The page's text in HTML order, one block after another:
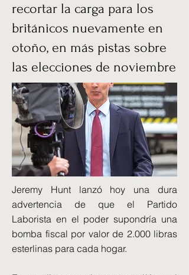
recortar la carga para los
británicos nuevamente en
otoño, en más pistas sobre
las elecciones de noviembre
Jeremy Hunt lanzó hoy una dura
advertencia de que el Partido
Laborista en el poder supondría una
bomba fiscal por valor de 2.000 libras
esterlinas para cada hogar.